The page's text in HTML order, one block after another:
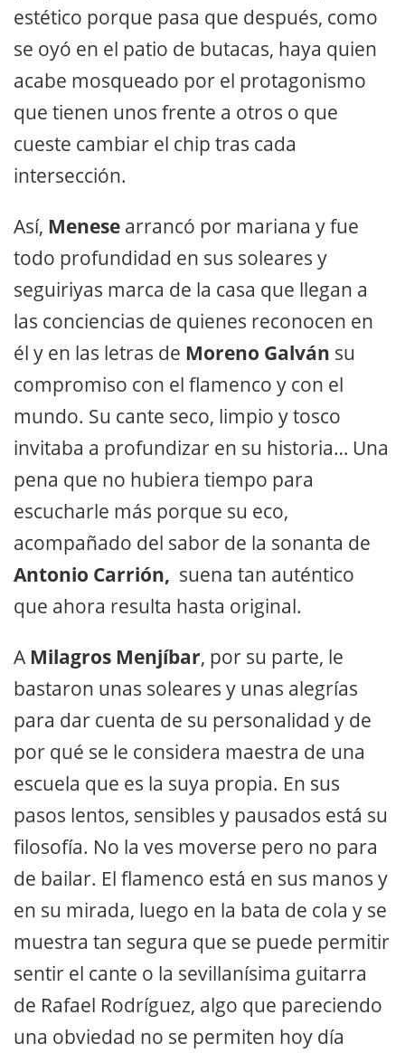
estético porque pasa que después, como
se oyó en el patio de butacas, haya quien
acabe mosqueado por el protagonismo
que tienen unos frente a otros o que
cueste cambiar el chip tras cada
intersección.
Así, Menese arrancó por mariana y fue
todo profundidad en sus soleares y
seguiriyas marca de la casa que llegan a
las conciencias de quienes reconocen en
él y en las letras de Moreno Galván su
compromiso con el flamenco y con el
mundo. Su cante seco, limpio y tosco
invitaba a profundizar en su historia… Una
pena que no hubiera tiempo para
escucharle más porque su eco,
acompañado del sabor de la sonanta de
Antonio Carrión, suena tan auténtico
que ahora resulta hasta original.
A Milagros Menjíbar, por su parte, le
bastaron unas soleares y unas alegrías
para dar cuenta de su personalidad y de
por qué se le considera maestra de una
escuela que es la suya propia. En sus
pasos lentos, sensibles y pausados está su
filosofía. No la ves moverse pero no para
de bailar. El flamenco está en sus manos y
en su mirada, luego en la bata de cola y se
muestra tan segura que se puede permitir
sentir el cante o la sevillanísima guitarra
de Rafael Rodríguez, algo que pareciendo
una obviedad no se permiten hoy día